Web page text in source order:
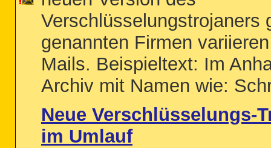
Verschlüsselungstrojaners
genannten Firmen
Mails. Beispieltext: Im
Archiv mit Namen wie:
Neue Verschlüsselungs-
im Umlauf